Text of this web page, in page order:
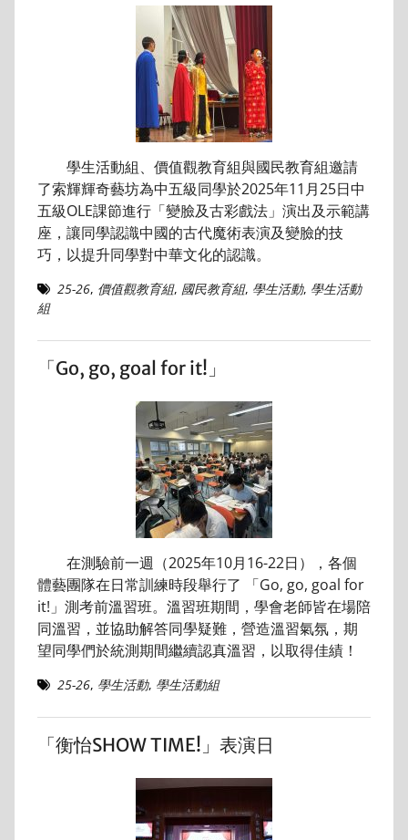
學生活動組、價值觀教育組與國民教育組邀請
了索輝輝奇藝坊為中五級同學於2025年11月25日中
五級OLE課節進行「變臉及古彩戲法」演出及示範講
座，讓同學認識中國的古代魔術表演及變臉的技
巧，以提升同學對中華文化的認識。
25-26, 價值觀教育組, 國民教育組, 學生活動, 學生活動
組
「Go, go, goal for it!」
在測驗前一週（2025年10月16-22日），各個
體藝團隊在日常訓練時段舉行了 「Go, go, goal for
it!」測考前溫習班。溫習班期間，學會老師皆在場陪
同溫習，並協助解答同學疑難，營造溫習氣氛，期
望同學們於統測期間繼續認真溫習，以取得佳績！
25-26, 學生活動, 學生活動組
「衡怡SHOW TIME!」表演日